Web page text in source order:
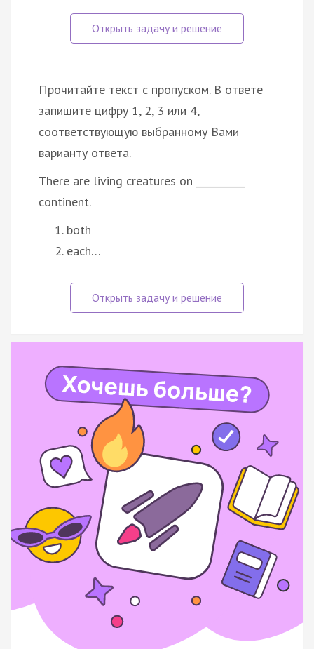
Прочитайте текст с пропуском. В ответе
запишите цифру 1, 2, 3 или 4,
соответствующую выбранному Вами
варианту ответа.
There are living creatures on __________
continent.
both
each…